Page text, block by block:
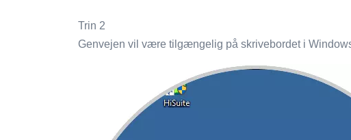
Trin 2
Genvejen vil være tilgængelig på skrivebordet i